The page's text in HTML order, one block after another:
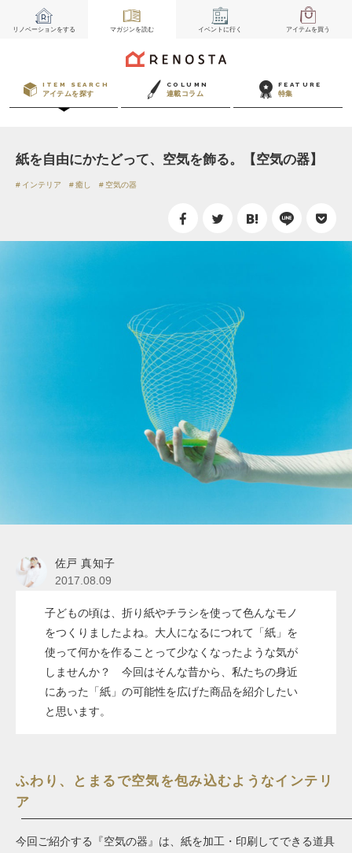
リノベーションをする マガジンを読む イベント に行く アイテムを買う
ITEM SEARCH
アイテムを探す
COLUMN
連載コラム
FEATURE
特集
紙を自由にかたどって、空気を飾る。【空気の器】
インテリア 癒し 空気の器
佐戸 真知子
2017.08.09
子どもの頃は、折り紙やチラシを使って色んなモノ
をつくりましたよね。大人になるにつれて「紙」を
使って何かを作ることって少なくなったような気が
しませんか？ 今回はそんな昔から、私たちの身近
にあった「紙」の可能性を広げた商品を紹介したい
と思います。
ふわり、とまるで空気を包み込むようなインテリ
ア
今回ご紹介する『空気の器』は、紙を加工・印刷してできる道具